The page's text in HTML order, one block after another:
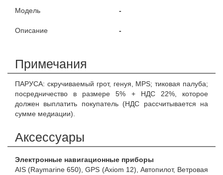
Модель -
Описание -
Примечания
ПАРУСА: скручиваемый грот, генуя, MPS; тиковая палуба;
посредничество в размере 5% + НДС 22%, которое
должен выплатить покупатель (НДС рассчитывается на
сумме медиации).
Аксессуары
Электронные навигационные приборы
AIS (Raymarine 650), GPS (Axiom 12), Автопилот, Ветровая